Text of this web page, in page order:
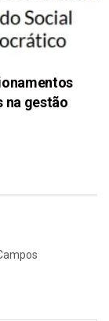
na gestão